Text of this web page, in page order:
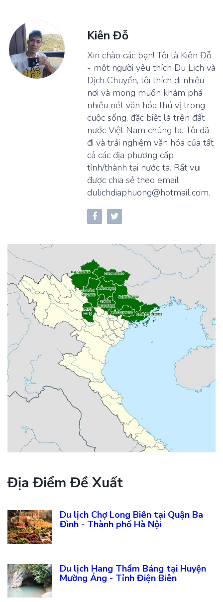
Kiên Đỗ
Xin chào các bạn! Tôi là Kiên Đỗ
- một người yêu thích Du Lịch và
Dịch Chuyển, tôi thích đi nhiều
nơi và mong muốn khám phá
nhiều nét văn hóa thú vị trong
cuộc sống, đặc biệt là trên đất
nước Việt Nam chúng ta. Tôi đã
đi và trải nghiệm văn hóa của tất
cả các địa phương cấp
tỉnh/thành tại nước ta. Rất vui
được chia sẻ theo email
dulichdiaphuong@hotmail.com.
Địa Điểm Đề Xuất
Du lịch Chợ Long Biên tại Quận Ba
Đình - Thành phố Hà Nội
Du lịch Hang Thẩm Báng tại Huyện
Mường Ảng - Tỉnh Điện Biên